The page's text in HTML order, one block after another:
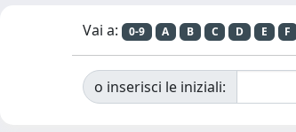
Vai a: 0-9 A B C D E F
o inserisci le iniziali: